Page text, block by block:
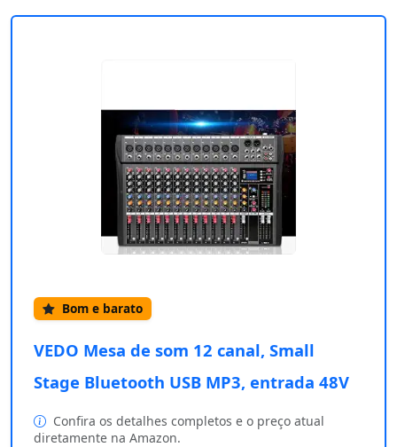
Bom e barato
VEDO Mesa de som 12 canal, Small
Stage Bluetooth USB MP3, entrada 48V
Confira os detalhes completos e o preço atual
diretamente na Amazon.